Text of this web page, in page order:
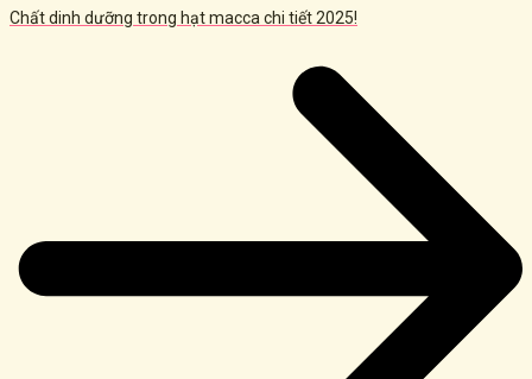
Chất dinh dưỡng trong hạt macca chi tiết 2025!